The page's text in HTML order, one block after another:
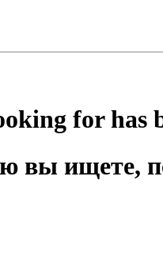
for has
вы ищете,